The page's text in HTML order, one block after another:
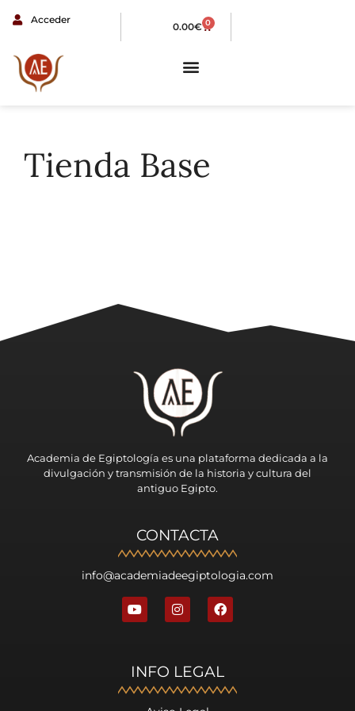
Acceder
0.00€ 0
Tienda Base
Academia de Egiptología es una plataforma dedicada a la
divulgación y transmisión de la historia y cultura del
antiguo Egipto.
INFO LEGAL
CONTACTA
info@academiadeegiptologia.com